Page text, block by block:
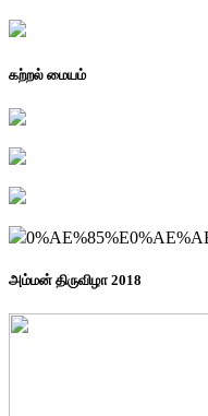
கற்றல் மையம்
அம்மன் திருவிழா 2018